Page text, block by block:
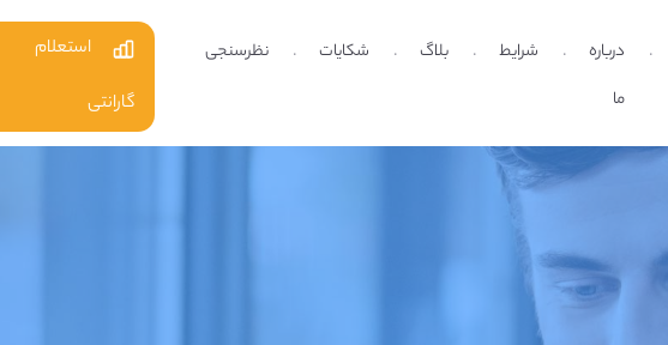
درباره
ما
شرایط بلاگ شکایات نظرسنجی
استعلام
گارانتی